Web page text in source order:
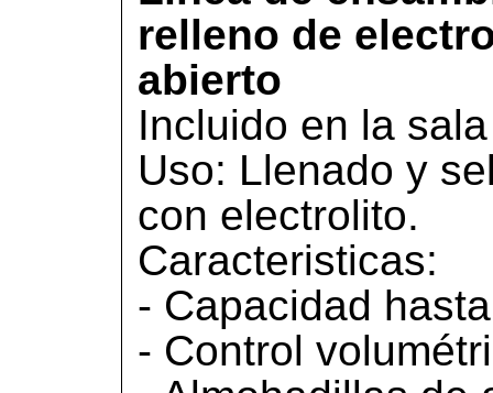
relleno de
abierto
Incluido en la
Uso: Llenado y
con electrolito.
Caracteristicas:
- Capacidad
- Control